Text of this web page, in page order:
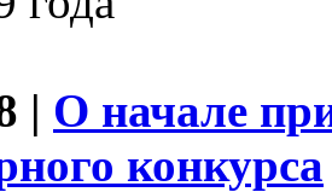
| О начале
конкурса